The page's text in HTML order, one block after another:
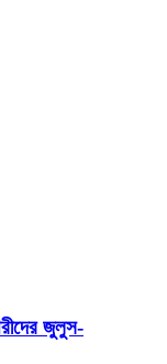
জুলুস-